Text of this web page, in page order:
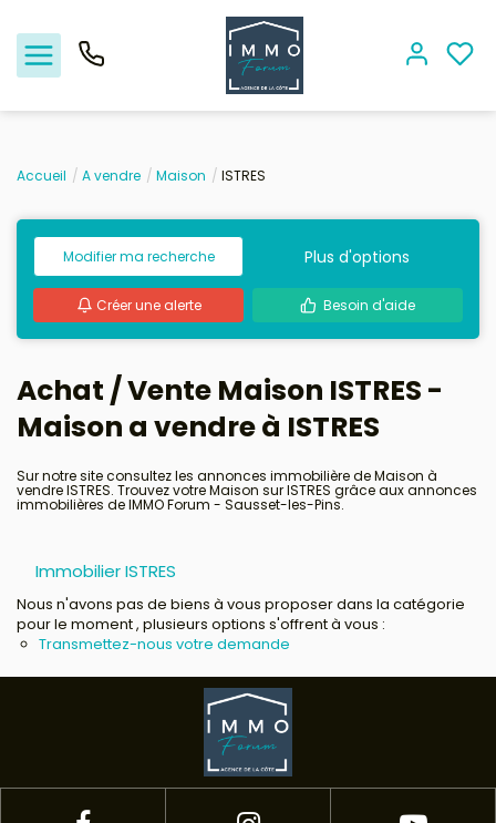
Vendre
Biens vendus
Location - Gestion
Nos agences
Estimation
Accueil A vendre Maison ISTRES
Modifier ma recherche Plus d'options
Créer une alerte Besoin d'aide
Achat / Vente Maison ISTRES -
Maison a vendre à ISTRES
Sur notre site consultez les annonces immobilière de Maison à
vendre ISTRES. Trouvez votre Maison sur ISTRES grâce aux annonces
immobilières de IMMO Forum - Sausset-les-Pins.
Immobilier ISTRES
Nous n'avons pas de biens à vous proposer dans la catégorie
pour le moment , plusieurs options s'offrent à vous :
Transmettez-nous votre demande